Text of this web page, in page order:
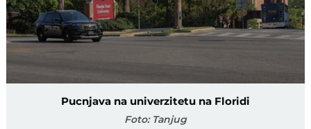
Pucnjava na univerzitetu na Floridi
Foto: Tanjug